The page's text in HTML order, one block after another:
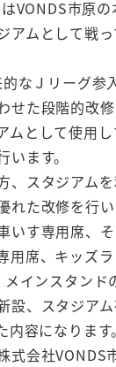
VONDS市原
アムとして戦っ
なＪリーグ参
せた段階的改
ムとして使用
ます。
、スタジアム
た改修を行い
いす専用席、
用席、キッズ
インスタンド
設、スタジア
容になります。
式会社VONDS